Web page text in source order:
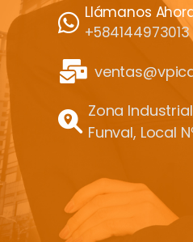
Llámanos
+584144973013
Zona
Funval, Local